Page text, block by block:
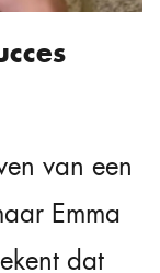
van een
Emma
dat